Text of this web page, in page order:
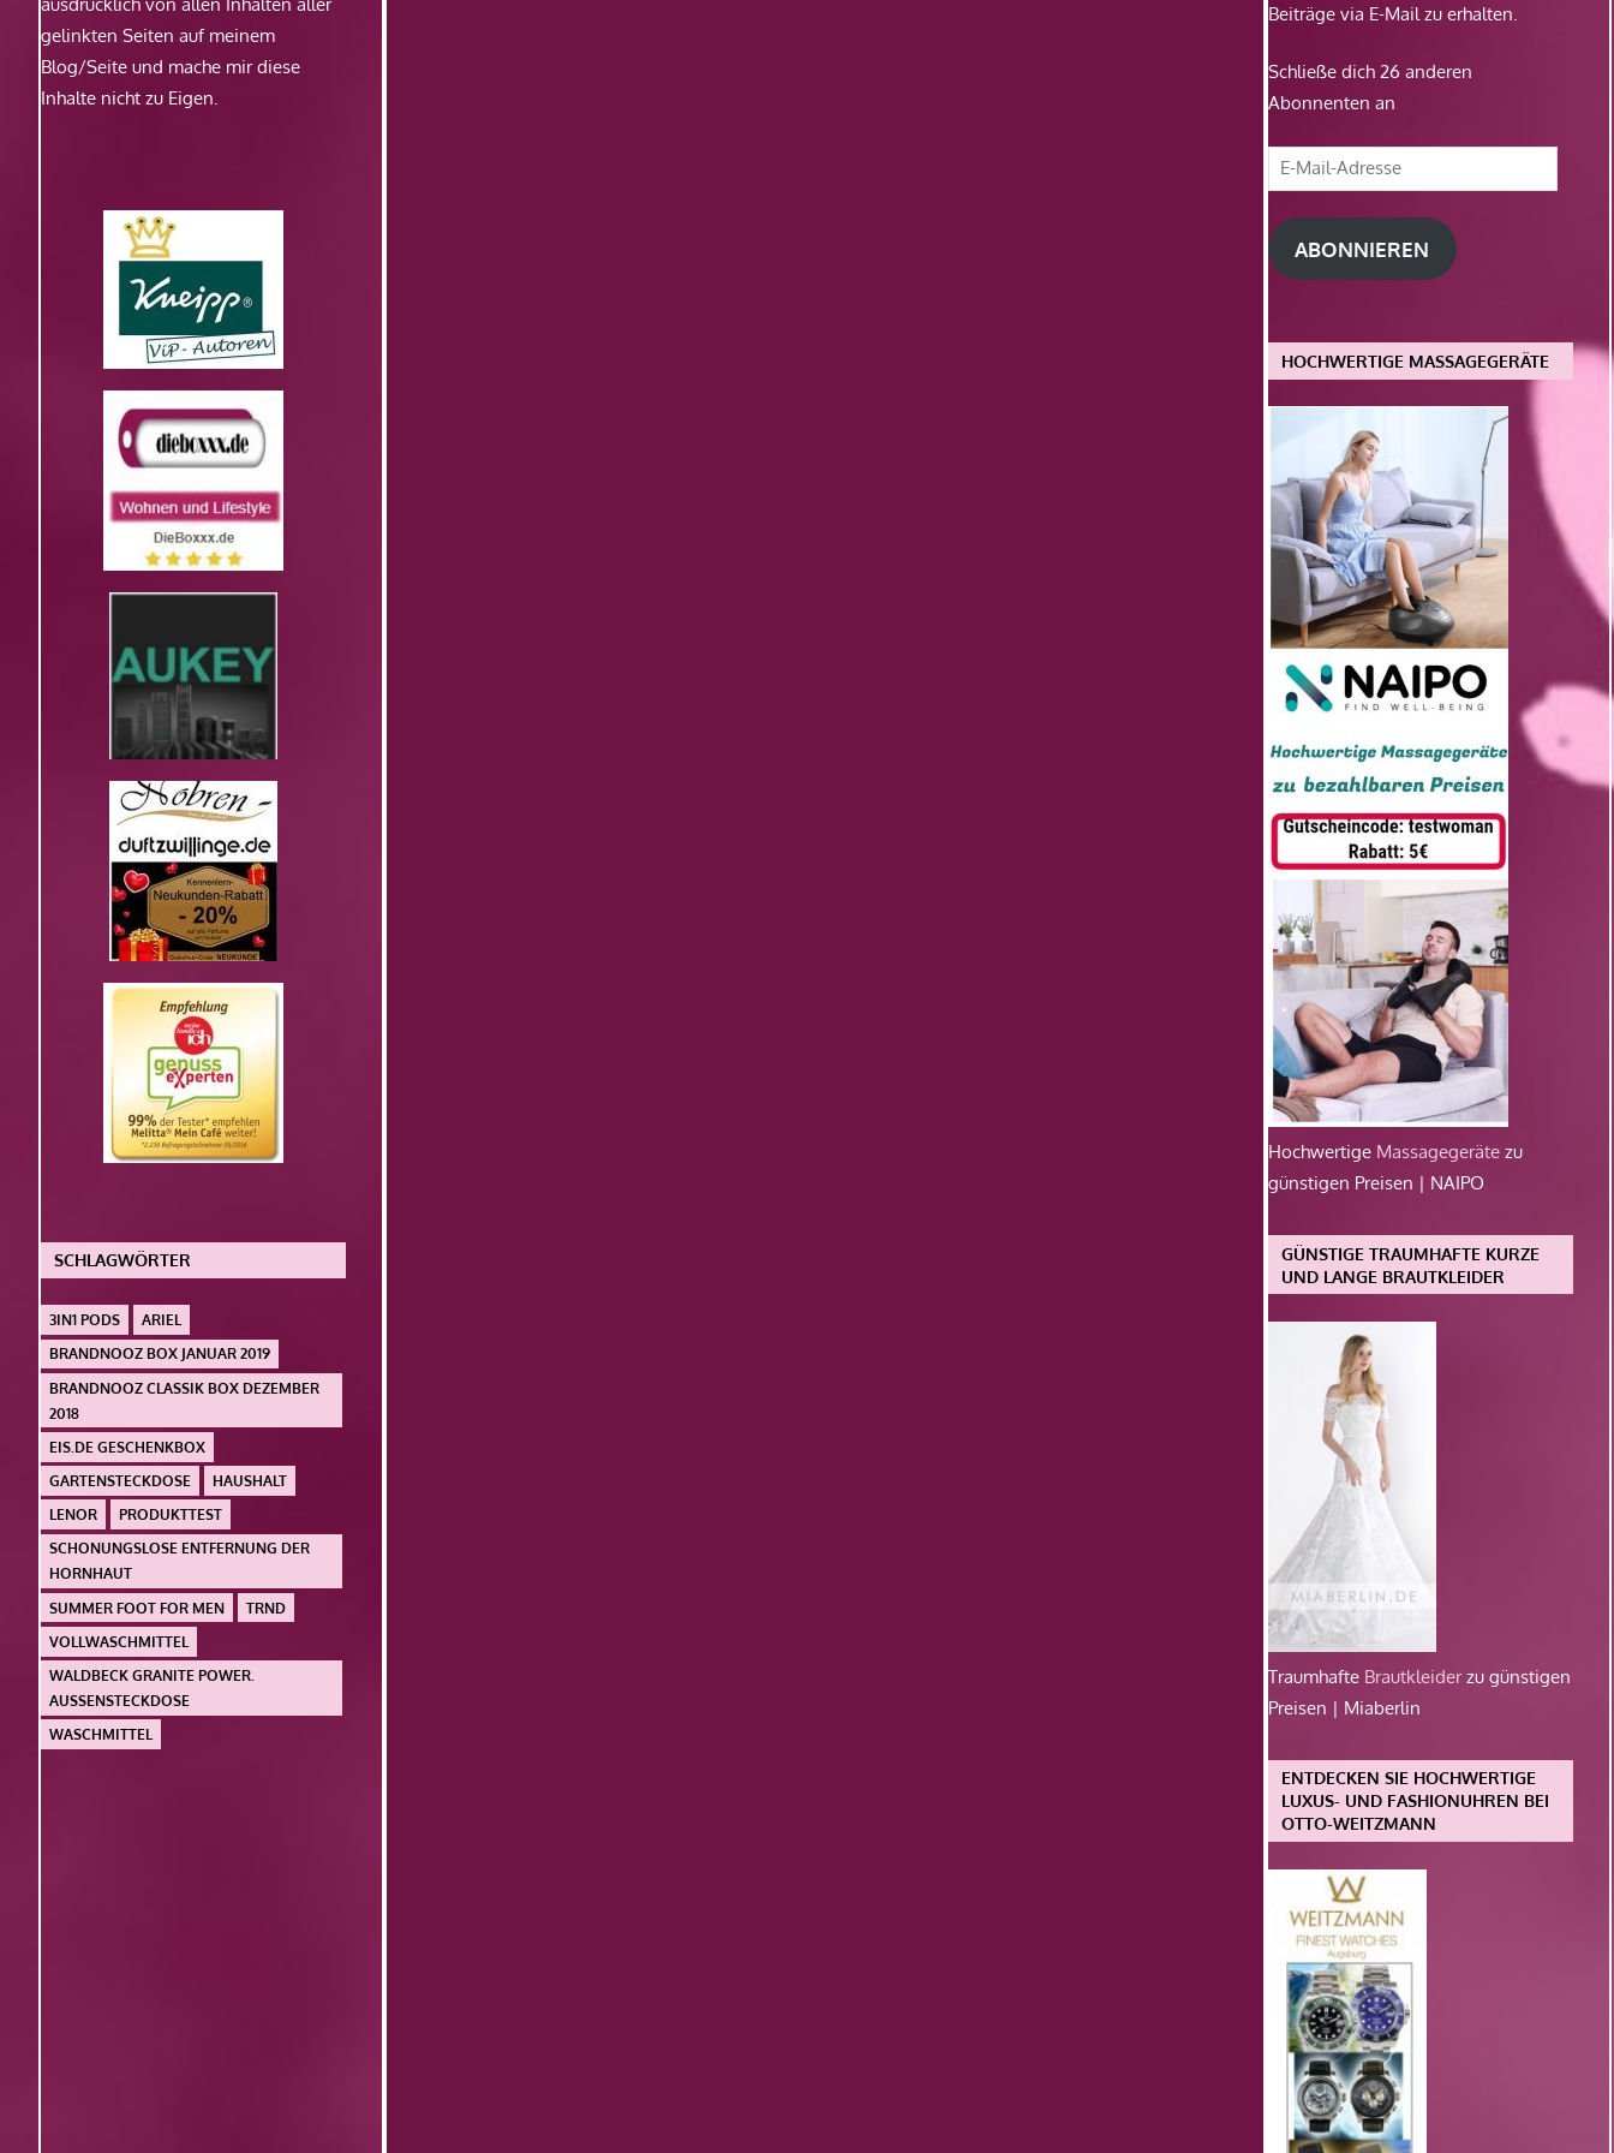
gelinkten Seiten auf meinem
Blog/Seite und mache mir diese
Inhalte nicht zu Eigen.
SCHLAGWÖRTER
3IN1 PODS
ARIEL
BRANDNOOZ BOX JANUAR 2019
BRANDNOOZ CLASSIK BOX DEZEMBER
2018
EIS.DE GESCHENKBOX
GARTENSTECKDOSE
HAUSHALT
LENOR
PRODUKTTEST
SCHONUNGSLOSE ENTFERNUNG DER
HORNHAUT
SUMMER FOOT FOR MEN
TRND
VOLLWASCHMITTEL
WALDBECK GRANITE POWER.
AUSSENSTECKDOSE
WASCHMITTEL
Beiträge via E-Mail zu erhalten.
Schließe dich 26 anderen
Abonnenten an
E-
Mail-
Adresse
ABONNIEREN
HOCHWERTIGE MASSAGEGERÄTE
Hochwertige Massagegeräte zu
günstigen Preisen | NAIPO
GÜNSTIGE TRAUMHAFTE KURZE
UND LANGE BRAUTKLEIDER
Traumhafte Brautkleiderzu günstigen
Preisen | Miaberlin
ENTDECKEN SIE HOCHWERTIGE
LUXUS- UND FASHIONUHREN BEI
OTTO-WEITZMANN